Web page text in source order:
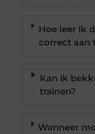
Hoe leer ik
correct aan
Kan ik
trainen?
Wanneer